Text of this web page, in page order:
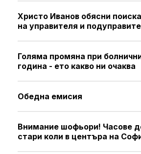
Христо Иванов обясни
на управителя и
Голяма промяна при
година - ето какво ни очаква
Обедна емисия
Внимание шофьори! Часове
стари коли в центъра на